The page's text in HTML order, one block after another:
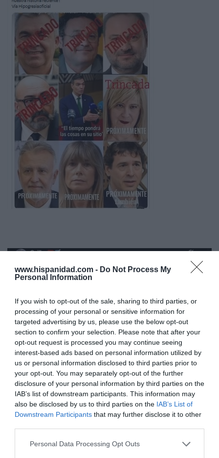
www.hispanidad.com - Do Not Process My
Personal Information
If you wish to opt-out of the sale, sharing to third parties, or
processing of your personal or sensitive information for
targeted advertising by us, please use the below opt-out
section to confirm your selection. Please note that after your
opt-out request is processed you may continue seeing
interest-based ads based on personal information utilized by
us or personal information disclosed to third parties prior to
your opt-out. You may separately opt-out of the further
disclosure of your personal information by third parties on the
IAB’s list of downstream participants. This information may
also be disclosed by us to third parties on the IAB’s List of
Downstream Participants that may further disclose it to other
Personal Data Processing Opt Outs